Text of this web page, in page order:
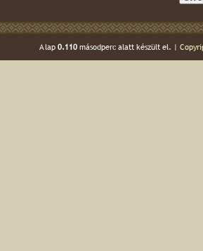
A lap 0.110másodperc alatt készült el. |